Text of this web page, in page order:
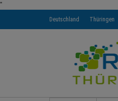
"
Deutschland Thüringen